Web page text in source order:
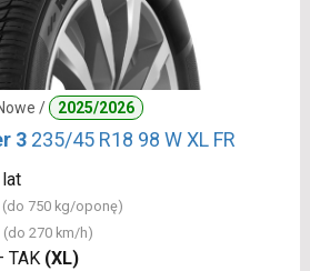
/ 2025/2026
3 235/45 R18 98 W XL FR
(do 750 kg/oponę)
(do 270 km/h)
TAK (XL)